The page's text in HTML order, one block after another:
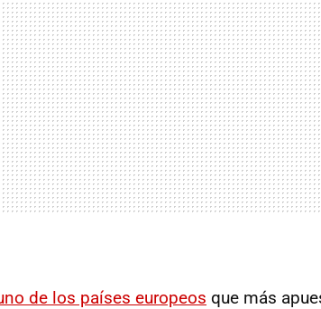
de los países europeos que más